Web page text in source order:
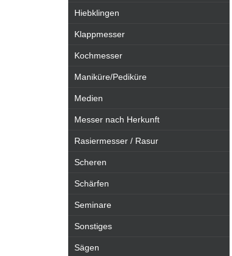
Hiebklingen
Klappmesser
Kochmesser
Maniküre/Pediküre
Medien
Messer nach Herkunft
Rasiermesser / Rasur
Scheren
Schärfen
Seminare
Sonstiges
Sägen